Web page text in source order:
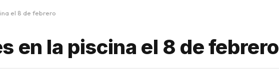
el 8 de febrero
en la piscina el 8 de febrero